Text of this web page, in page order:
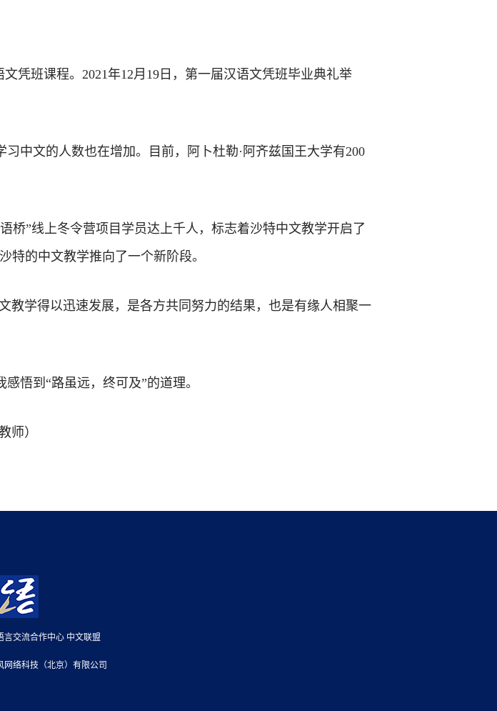
凭班课程。2021年12月19日，第一届汉语文凭班毕业典礼举
中文的人数也在增加。目前，阿卜杜勒·阿齐兹国王大学有200
桥”线上冬令营项目学员达上千人，标志着沙特中文教学开启了
特的中文教学推向了一个新阶段。
教学得以迅速发展，是各方共同努力的结果，也是有缘人相聚一
悟到“路虽远，终可及”的道理。
师）
言交流合作中心 中文联盟
网络科技（北京）有限公司